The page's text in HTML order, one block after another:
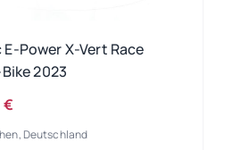
Power X-Vert Race
2023
€
Deutschland